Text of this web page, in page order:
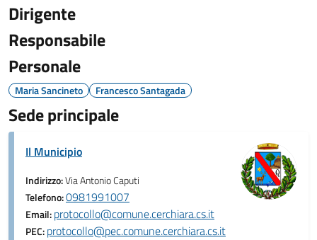
Dirigente
Responsabile
Personale
Maria Sancineto Francesco Santagada
Sede principale
Il Municipio
Indirizzo:Via Antonio Caputi
Telefono:0981991007
Email:protocollo@comune.cerchiara.cs.it
PEC:protocollo@pec.comune.cerchiara.cs.it